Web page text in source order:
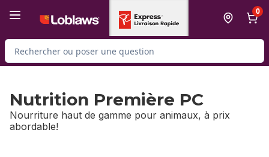
0
Rechercher des produits
Nutrition Première PC
Nourriture haut de gamme pour animaux, à prix
abordable!